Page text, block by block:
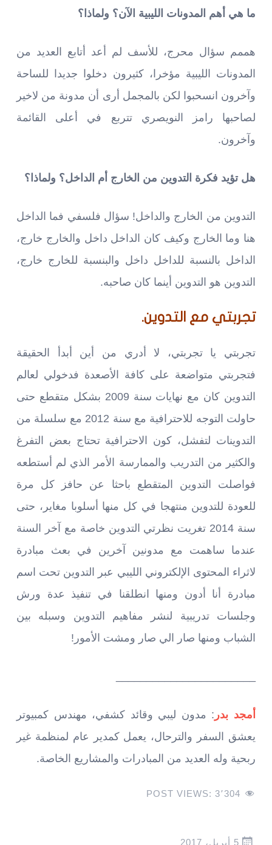
ما هي أهم المدونات الليبية الآن؟ ولماذا؟
هممم سؤال محرج، للأسف لم أعد أتابع العديد من
المدونات الليبية مؤخرا، كثيرون دخلوا جديدا للساحة
وآخرون انسحبوا لكن بالمجمل أرى أن مدونة من لاخير
لصاحبها رامز النويصري تتربع في أعلى القائمة
وآخرون.
هل تؤيد فكرة التدوين من الخارج أم الداخل؟ ولماذا؟
التدوين من الخارج والداخل! سؤال فلسفي فما الداخل
هنا وما الخارج وكيف كان الداخل داخل والخارج خارج،
الداخل بالنسبة للداخل داخل والبنسبة للخارج خارج،
التدوين هو التدوين أينما كان صاحبه.
تجربتي مع التدوين.
تجربتي يا تجربتي، لا أدري من أين أبدأ الحقيقة
فتجربتي متواضعة على كافة الأصعدة فدخولي لعالم
التدوين كان مع نهايات سنة 2009 بشكل متقطع حتى
حاولت التوجه للاحترافية مع سنة 2012 مع سلسلة من
التدوينات لتفشل، كون الاحترافية تحتاج بعض التفرغ
والكثير من التدريب والممارسة الأمر الذي لم أستطعه
فواصلت التدوين المتقطع باحثا عن حافز كل مرة
للعودة للتدوين منتهجا في كل منها أسلوبا مغاير، حتى
سنة 2014 تغريت نظرتي التدوين خاصة مع آخر السنة
عندما ساهمت مع مدونين آخرين في بعث مبادرة
لاثراء المحتوى الإلكتروني الليبي عبر التدوين تحت اسم
مبادرة أنا أدون ومنها انطلقنا في تنفيذ عدة ورش
وجلسات تدريبية لنشر مفاهيم التدوين وسبله بين
الشباب ومنها صار الي صار ومشت الأمور!
أمجد بدر : مدون ليبي وقائد كشفي، مهندس كمبيوتر
يعشق السفر والترحال، يعمل كمدير عام لمنظمة غير
ربحية وله العديد من المبادرات والمشاريع الخاصة.
POST VIEWS: 3٬304
5 أبريل، 2017